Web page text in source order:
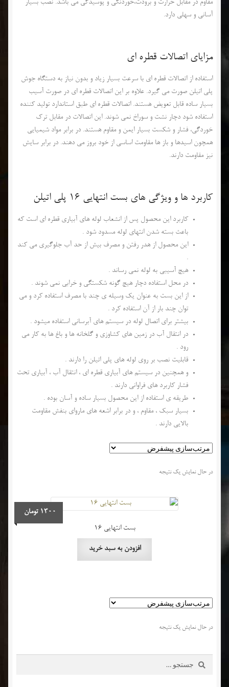
الکتروموتور
شبر آلات
واشر لاستیکی
مقاوم در مقابل حرارت و برودت،خوردنگی و پوسیدگی می باشد. نصب بسیار
آسانی و سهلی دارد.
مزایای اتصالات قطره ای
استفاده از اتصالات قطره ای با سرعت بسیار زیاد و بدون نیاز به دستگاه جوش
پلی اتیلن صورت می گیرد. علاوه بر این اتصالات قطره ای در صورت آسیب
بسیار ساده قابل تعویض هستند. اتصالات قطره ای طبق استاندارد تولید کننده
استفاده شود دچار نشت و سوراخ نمی شوند. این اتصالات در مقابل ترک
خوردگی، فشار و شکست بسیار ایمن و مقاوم هستند. در برابر مواد شیمیایی
همچون اسیدها و باز ها مقاومت اساسی از خود بروز می دهند. در برابر سایش
نیز مقاومت دارند.
کاربرد ها و ویژگی های بست انتهایی 16 پلی اتیلن
کاربرد این محصول پس از انشعاب لوله های آبیاری قطره ای است که
باعث بسته شدن انتهای لوله مسدود شود .
این محصول از هدر رفتن و مصرف بیش از حد آب جلوگیری می کند
.
هیچ آسیبی به لوله نمی رساند .
در محل استفاده دچار هیچ گونه شکستگی و خرابی نمی شوند .
از این بست به عنوان یک وسیله ی چند با مصرف استفاده کرد و می
توان چند بار از آن استفاده کرد .
بیشتر برای اتصال لوله در سیستم های آبرسانی استفاده میشود .
در انتقال آب در زمین های کشاوزی و گلخانه ها و باغ ها به کار می
رود .
قابلیت نصب بر روی لوله های پلی اتیلن را دارند .
و همچنین در سیستم های آبیاری قطره ای ، انتقال آب ، آبیاری تحت
فشار کاربرد های فراوانی دارند .
طریقه ی استفاده از این محصول بسیار ساده و آسان بوده .
بسیار سبک ، مقاوم ، و در برابر اشعه های ماروای بنفش مقاومت
بالایی دارند .
در حال نمایش یک نتیجه
بست انتهایی 16
1300 تومان
افزودن به سبد خرید
در حال نمایش یک نتیجه
برای: